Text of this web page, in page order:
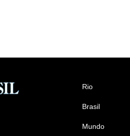
Rio
Brasil
Mundo